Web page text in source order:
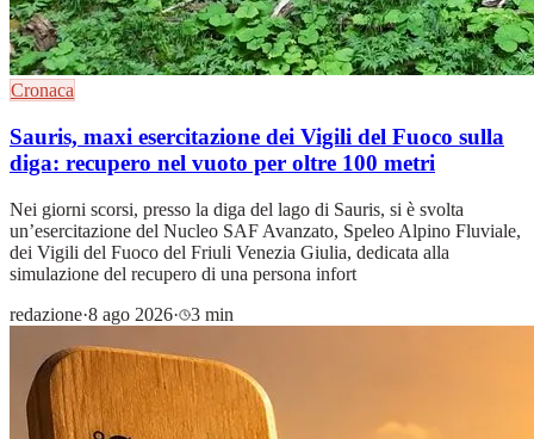
Cronaca
Sauris, maxi esercitazione dei Vigili del Fuoco sulla
diga: recupero nel vuoto per oltre 100 metri
Nei giorni scorsi, presso la diga del lago di Sauris, si è svolta
un’esercitazione del Nucleo SAF Avanzato, Speleo Alpino Fluviale,
dei Vigili del Fuoco del Friuli Venezia Giulia, dedicata alla
simulazione del recupero di una persona infort
redazione·8 ago 2026· 3 min